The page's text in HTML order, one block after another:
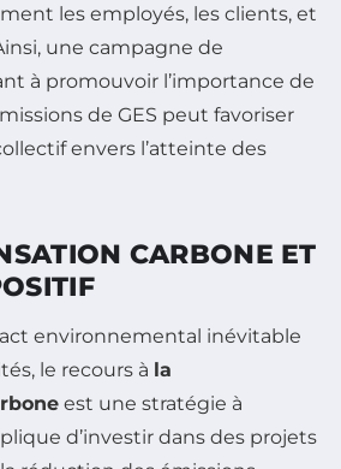
les employés, les clients, et
une campagne de
à promouvoir l’importance de
de GES peut favoriser
envers l’atteinte des
CARBONE ET
environnemental inévitable
le recours à la
est une stratégie à
d’investir dans des projets